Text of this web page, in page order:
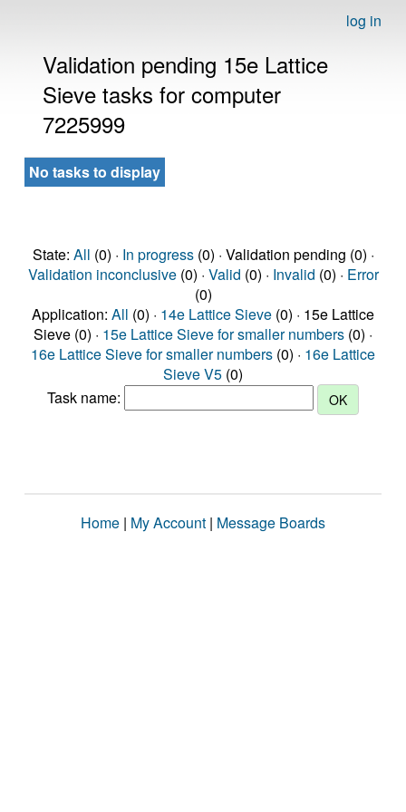
log in
Validation pending 15e Lattice
Sieve tasks for computer
7225999
No tasks to display
State: All (0) · In progress(0) · Validation pending (0) ·
Validation inconclusive(0) · Valid (0) · Invalid (0) · Error
(0)
Application: All (0) · 14e Lattice Sieve (0) · 15e Lattice
Sieve (0) · 15e Lattice Sieve for smaller numbers (0) ·
16e Lattice Sieve for smaller numbers (0) · 16e Lattice
Sieve V5 (0)
Task name:
Home | My Account | Message Boards